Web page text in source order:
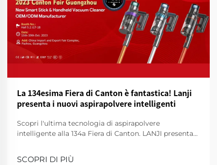
La 134esima Fiera di Canton è fantastica! Lanji
presenta i nuovi aspirapolvere intelligenti
Scopri l'ultima tecnologia di aspirapolvere
intelligente alla 134a Fiera di Canton. LANJI presenta
Vieni a farci una dimostrazione!
SCOPRI DI PIÙ